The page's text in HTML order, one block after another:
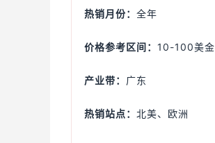
热销月份： 全年
价格参考区间： 10-100美金
产业带： 广东
热销站点： 北美、欧洲